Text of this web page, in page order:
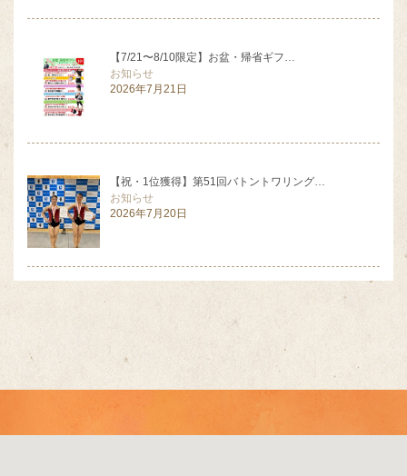
【7/21〜8/10限定】お盆・帰省ギフ…
お知らせ
2026年7月21日
【祝・1位獲得】第51回バトントワリング…
お知らせ
2026年7月20日